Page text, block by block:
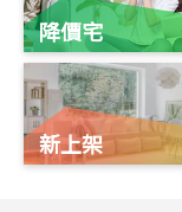
降價宅
新上架